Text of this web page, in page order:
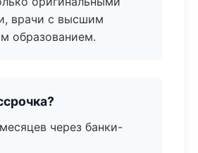
врачи с высшим
образованием.
через банки-